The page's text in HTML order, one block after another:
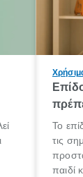
Το
τις
παιδί